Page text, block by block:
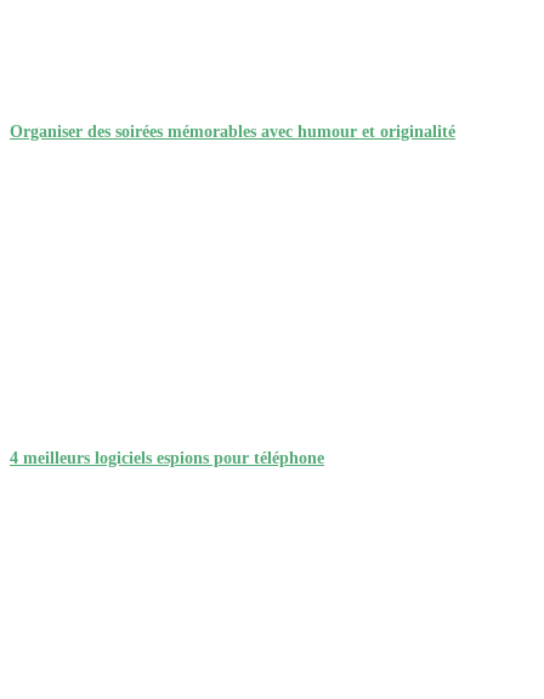
Organiser des soirées mémorables avec humour et originalité
4 meilleurs logiciels espions pour téléphone